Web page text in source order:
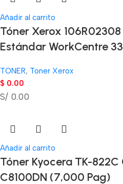
Añadir al carrito
Tóner Xerox
Estándar WorkCentre
TONER, Toner Xerox
$ 0.00
S/ 0.00
Añadir al carrito
Tóner Kyocera TK-822C
C8100DN (7,000 Pag)